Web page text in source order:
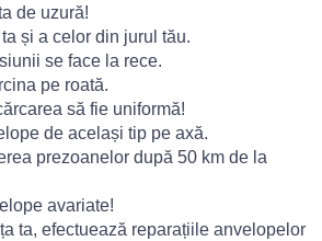
de uzură!
și a celor din jurul tău.
se face la rece.
pe roată.
să fie uniformă!
de același tip pe axă.
prezoanelor după 50 km de la
avariate!
ta, efectuează reparațiile anvelopelor